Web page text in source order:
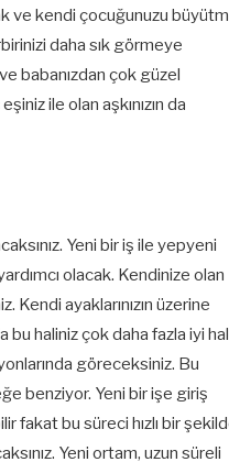
ve kendi çocuğunuzu
daha sık görmeye
babanızdan çok güzel
ile olan aşkınızın da
Yeni bir iş ile yepyeni
olacak. Kendinize olan
ayaklarınızın üzerine
haliniz çok daha fazla iyi
göreceksiniz. Bu
benziyor. Yeni bir işe giriş
fakat bu süreci hızlı bir
Yeni ortam, uzun süreli